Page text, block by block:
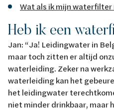
Wat als ik mijn
Heb ik een
Jan: “Ja! Leidingwater in
maar toch zitten er altijd
waterleiding. Zeker na
waterleiding kan het
het leidingwater
niet minder drinkbaar, maar